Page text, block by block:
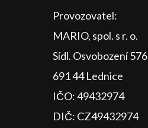
Provozovatel:
MARIO, spol. s r. o.
Sídl. Osvobození 576
691 44 Lednice
IČO: 49432974
DIČ: CZ49432974